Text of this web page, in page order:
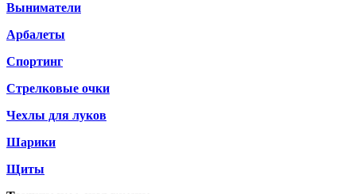
Выниматели
Арбалеты
Спортинг
Стрелковые очки
Чехлы для луков
Шарики
Щиты